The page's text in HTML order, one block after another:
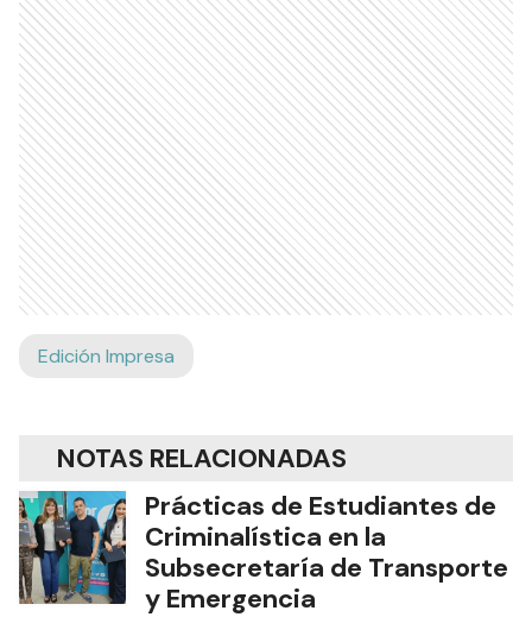
Edición Impresa
NOTAS RELACIONADAS
Prácticas de Estudiantes de
Criminalística en la
Subsecretaría de Transporte
y Emergencia